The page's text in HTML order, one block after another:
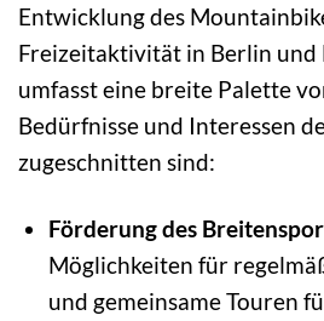
Entwicklung des
Freizeitaktivität in Berlin und
umfasst eine breite Palette
Bedürfnisse und Interessen
zugeschnitten sind:
Förderung des
Möglichkeiten für
und gemeinsame Touren